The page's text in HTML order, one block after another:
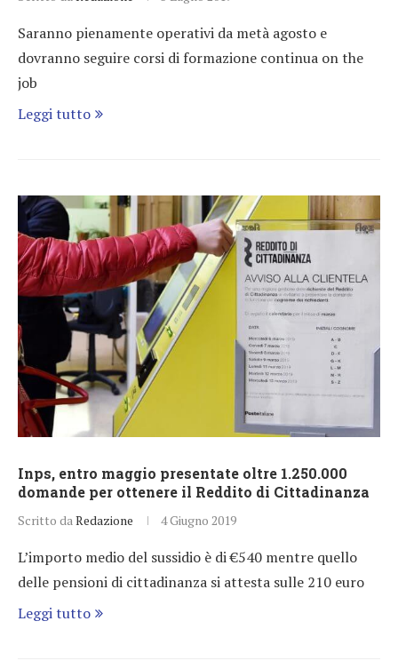
Saranno pienamente operativi da metà agosto e
dovranno seguire corsi di formazione continua on the
job
Leggi tutto
Inps, entro maggio presentate oltre 1.250.000
domande per ottenere il Reddito di Cittadinanza
Scritto da Redazione 4 Giugno 2019
L’importo medio del sussidio è di €540 mentre quello
delle pensioni di cittadinanza si attesta sulle 210 euro
Leggi tutto